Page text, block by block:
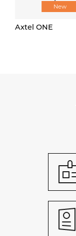
New
Axtel ONE